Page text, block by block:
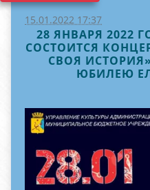
15.01.2022 17:37
28 ЯНВАРЯ 2022
СОСТОИТСЯ
СВОЯ
ЮБИЛЕЮ